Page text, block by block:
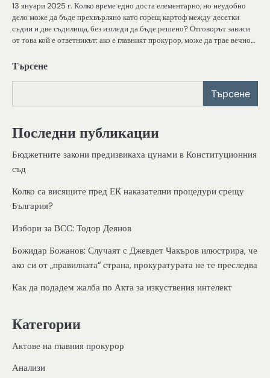
13 януари 2025 г. Колко време едно доста елементарно, но неудобно
дело може да бъде прехвърляно като горещ картоф между десетки
съдии и две съдилища, без изгледи да бъде решено? Отговорът зависи
от това кой е ответникът: ако е главният прокурор, може да трае вечно…
Търсене
Търсене
Последни публикации
Бюджетните закони предизвикаха цунами в Конституционния
съд
Колко са висящите пред ЕК наказателни процедури срещу
България?
Избори за ВСС: Тодор Деянов
Божидар Божанов: Случаят с Джевдет Чакъров илюстрира, че
ако си от „правилната“ страна, прокуратурата не те преследва
Как да подадем жалба по Акта за изкуствения интелект
Категории
Актове на главния прокурор
Анализи